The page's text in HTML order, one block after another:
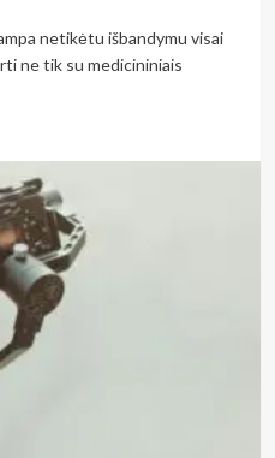
netikėtu išbandymu visai
ne tik su medicininiais